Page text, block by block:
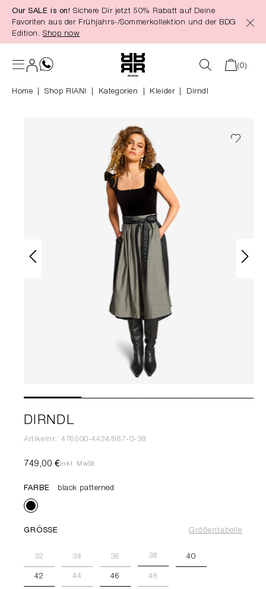
springen
Our SALE is on! Sichere Dir jetzt 50% Rabatt auf Deine
Favoriten aus der Frühjahrs-/Sommerkollektion und der BDG
Edition. Shop now
(0)
Home Shop RIANI Kategorien Kleider Dirndl
DIRNDL
Artikelnr.: 476500-4424/987-0-38
749,00 €inkl. MwSt.
FARBE black patterned
GRÖSSE Größentabelle
32 34 36 38 40
42 44 46 48